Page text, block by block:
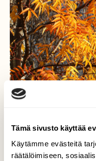
Tämä sivusto käyttää
Käytämme evästeitä
räätälöimiseen,